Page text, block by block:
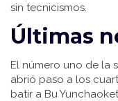
sin tecnicismos.
Últimas
El número uno de la
abrió paso a los
batir a Bu